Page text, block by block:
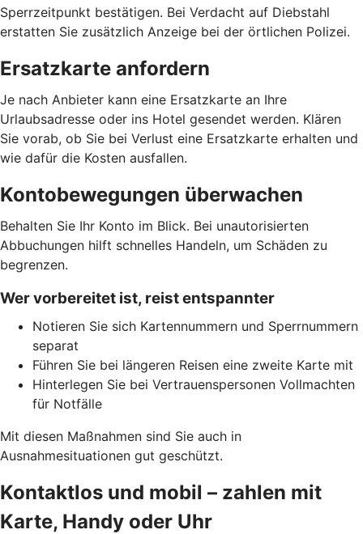
Sperrzeitpunkt bestätigen. Bei Verdacht auf Diebstahl
erstatten Sie zusätzlich Anzeige bei der örtlichen Polizei.
Ersatzkarte anfordern
Je nach Anbieter kann eine Ersatzkarte an Ihre
Urlaubsadresse oder ins Hotel gesendet werden. Klären
Sie vorab, ob Sie bei Verlust eine Ersatzkarte erhalten und
wie dafür die Kosten ausfallen.
Kontobewegungen überwachen
Behalten Sie Ihr Konto im Blick. Bei unautorisierten
Abbuchungen hilft schnelles Handeln, um Schäden zu
begrenzen.
Wer vorbereitet ist, reist entspannter
Notieren Sie sich Kartennummern und Sperrnummern
separat
Führen Sie bei längeren Reisen eine zweite Karte mit
Hinterlegen Sie bei Vertrauenspersonen Vollmachten
für Notfälle
Mit diesen Maßnahmen sind Sie auch in
Ausnahmesituationen gut geschützt.
Kontaktlos und mobil – zahlen mit
Karte, Handy oder Uhr